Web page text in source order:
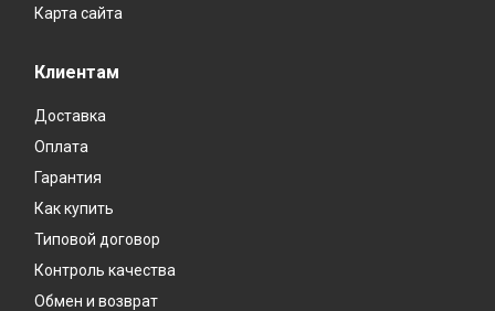
Карта сайта
Клиентам
Доставка
Оплата
Гарантия
Как купить
Типовой договор
Контроль качества
Обмен и возврат